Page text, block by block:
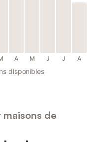
A M J J A
disponibles
de